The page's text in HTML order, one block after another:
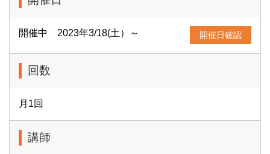
開催中 2023年3/18(土）～ 開催日確認
回数
月1回
講師